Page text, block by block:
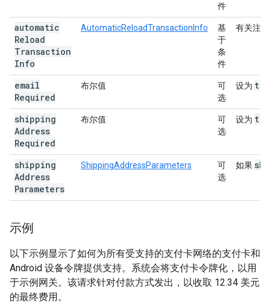
件
automatic
Reload
Transaction
Info
AutomaticReloadTransactionInfo
基
于
条
件
有关注
email
Required
布尔值
可
选
设为
shipping
Address
Required
布尔值
可
选
设为
shipping
Address
Parameters
ShippingAddressParameters
可
选
如果
示例
以下示例显示了如何为所有受支持的支付卡网络的支付卡和
Android 设备令牌提供支持。系统会将支付卡令牌化，以用
于示例网关。该请求针对付款方式发出，以收取 12.34 美元
的最终费用。